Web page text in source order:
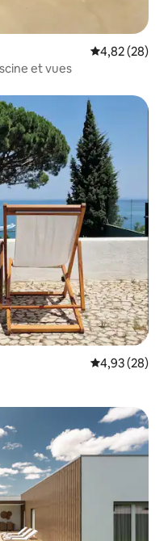
Évaluation
4,82 (28)
et vues
Évaluation
4,93 (28)
appréciés